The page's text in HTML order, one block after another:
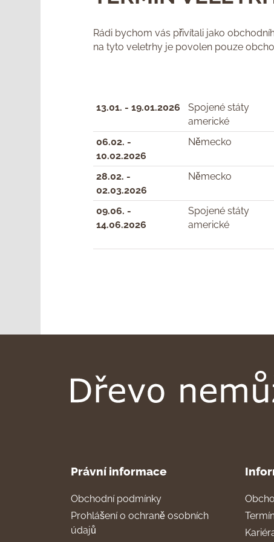
Rádi bychom vás přivítali jako
na tyto veletrhy je povolen pouze
13.01. - 19.01.2026
Spojené státy
americké
06.02. -
10.02.2026
Německo
28.02. -
02.03.2026
Německo
09.06. -
14.06.2026
Spojené státy
americké
Právní informace
Obchodní podmínky
Prohlášení o ochraně osobních
údajů